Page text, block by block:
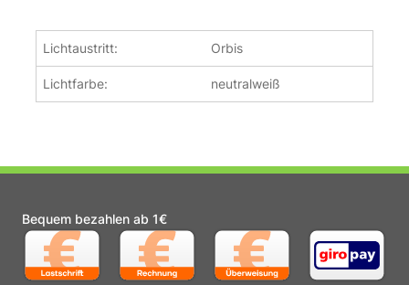
Lichtaustritt: Orbis
Lichtfarbe: neutralweiß
Bequem bezahlen ab 1€